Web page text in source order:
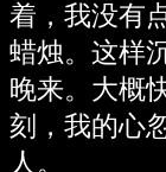
着，我没有
蜡烛。这样
晚来。大概
刻，我的心
人。